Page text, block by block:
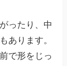
ったり、中
あります。
で形をじっ